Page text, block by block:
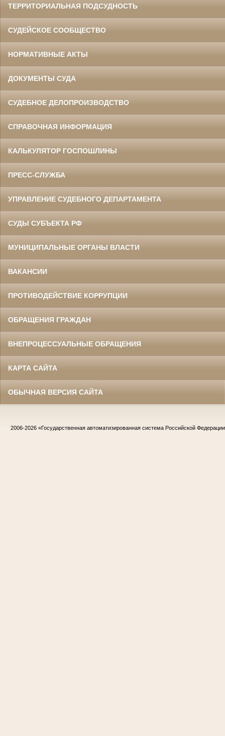
ТЕРРИТОРИАЛЬНАЯ ПОДСУДНОСТЬ
СУДЕЙСКОЕ СООБЩЕСТВО
НОРМАТИВНЫЕ АКТЫ
ДОКУМЕНТЫ СУДА
СУДЕБНОЕ ДЕЛОПРОИЗВОДСТВО
СПРАВОЧНАЯ ИНФОРМАЦИЯ
КАЛЬКУЛЯТОР ГОСПОШЛИНЫ
ПРЕСС-СЛУЖБА
УПРАВЛЕНИЕ СУДЕБНОГО ДЕПАРТАМЕНТА
СУДЫ СУБЪЕКТА РФ
МУНИЦИПАЛЬНЫЕ ОРГАНЫ ВЛАСТИ
ВАКАНСИИ
ПРОТИВОДЕЙСТВИЕ КОРРУПЦИИ
ОБРАЩЕНИЯ ГРАЖДАН
ВНЕПРОЦЕССУАЛЬНЫЕ ОБРАЩЕНИЯ
КАРТА САЙТА
ОБЫЧНАЯ ВЕРСИЯ САЙТА
2006-2026 «Государственная автоматизированная система Российской